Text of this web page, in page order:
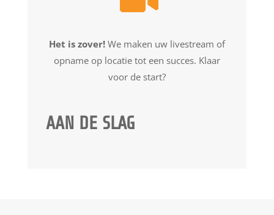
Het is zover!We maken uw livestream of
opname op locatie tot een succes. Klaar
voor de start?
AAN DE SLAG